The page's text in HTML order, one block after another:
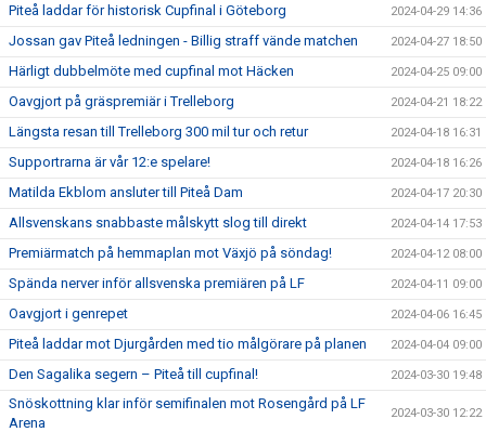
Piteå laddar för historisk Cupfinal i Göteborg 2024-04-29 14:36
Jossan gav Piteå ledningen - Billig straff vände matchen 2024-04-27 18:50
Härligt dubbelmöte med cupfinal mot Häcken 2024-04-25 09:00
Oavgjort på gräspremiär i Trelleborg 2024-04-21 18:22
Längsta resan till Trelleborg 300 mil tur och retur 2024-04-18 16:31
Supportrarna är vår 12:e spelare! 2024-04-18 16:26
Matilda Ekblom ansluter till Piteå Dam 2024-04-17 20:30
Allsvenskans snabbaste målskytt slog till direkt 2024-04-14 17:53
Premiärmatch på hemmaplan mot Växjö på söndag! 2024-04-12 08:00
Spända nerver inför allsvenska premiären på LF 2024-04-11 09:00
Oavgjort i genrepet 2024-04-06 16:45
Piteå laddar mot Djurgården med tio målgörare på planen 2024-04-04 09:00
Den Sagalika segern – Piteå till cupfinal! 2024-03-30 19:48
Snöskottning klar inför semifinalen mot Rosengård på LF
Arena
2024-03-30 12:22